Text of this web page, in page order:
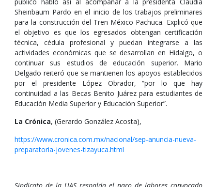
Sheinbaum Pardo en el inicio de los trabajos preliminares
para la construcción del Tren México-Pachuca. Explicó que
el objetivo es que los egresados obtengan certificación
técnica, cédula profesional y puedan integrarse a las
actividades económicas que se desarrollan en Hidalgo, o
continuar sus estudios de educación superior. Mario
Delgado reiteró que se mantienen los apoyos establecidos
por el presidente López Obrador, “por lo que hay
continuidad a las Becas Benito Juárez para estudiantes de
Educación Media Superior y Educación Superior”.
La Crónica, (Gerardo González Acosta),
https://www.cronica.com.mx/nacional/sep-anuncia-nueva-
preparatoria-jovenes-tizayuca.html